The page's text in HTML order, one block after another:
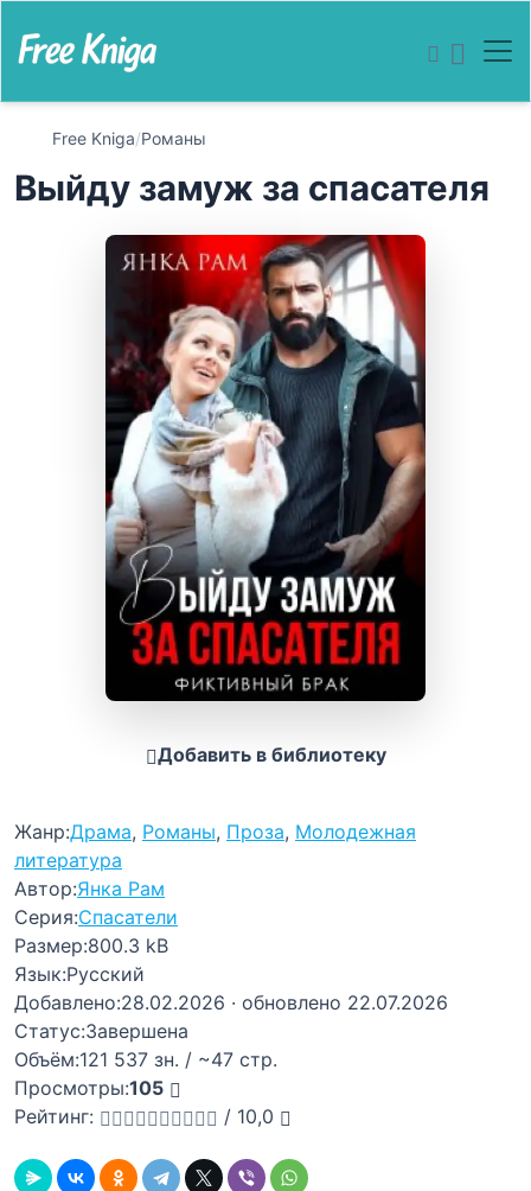
Free Kniga/Романы
Выйду замуж за спасателя
Добавить в библиотеку
Жанр:Драма, Романы, Проза, Молодежная
литература
Автор:Янка Рам
Серия:Спасатели
Размер:800.3 kB
Язык:Русский
Добавлено:28.02.2026 · обновлено 22.07.2026
Статус:Завершена
Объём:121 537 зн. / ~47 стр.
Просмотры:105
Рейтинг:
/ 10,0